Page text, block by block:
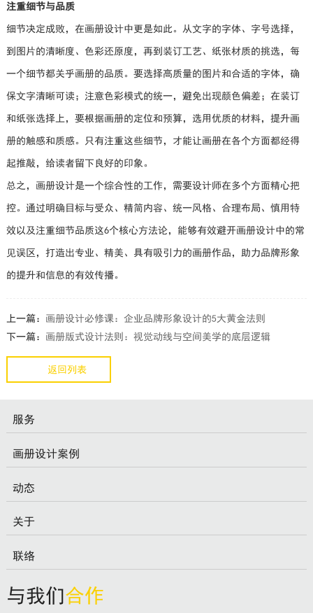
注重细节与品质
细节决定成败，在画册设计中更是如此。从文字的字体、字号选择，
到图片的清晰度、色彩还原度，再到装订工艺、纸张材质的挑选，每
一个细节都关乎画册的品质。要选择高质量的图片和合适的字体，确
保文字清晰可读；注意色彩模式的统一，避免出现颜色偏差；在装订
和纸张选择上，要根据画册的定位和预算，选用优质的材料，提升画
册的触感和质感。只有注重这些细节，才能让画册在各个方面都经得
起推敲，给读者留下良好的印象。
总之，画册设计是一个综合性的工作，需要设计师在多个方面精心把
控。通过明确目标与受众、精简内容、统一风格、合理布局、慎用特
效以及注重细节品质这6个核心方法论，能够有效避开画册设计中的常
见误区，打造出专业、精美、具有吸引力的画册作品，助力品牌形象
的提升和信息的有效传播。
上一篇： 画册设计必修课：企业品牌形象设计的5大黄金法则
下一篇： 画册版式设计法则：视觉动线与空间美学的底层逻辑
返回列表
服务
画册设计案例
动态
关于
联络
与我们合作